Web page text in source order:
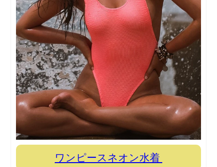
ワンピースネオン水着